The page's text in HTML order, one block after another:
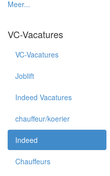
Meer...
VC-Vacatures
VC-Vacatures
Joblift
Indeed Vacatures
chauffeur/koerier
Indeed
Chauffeurs